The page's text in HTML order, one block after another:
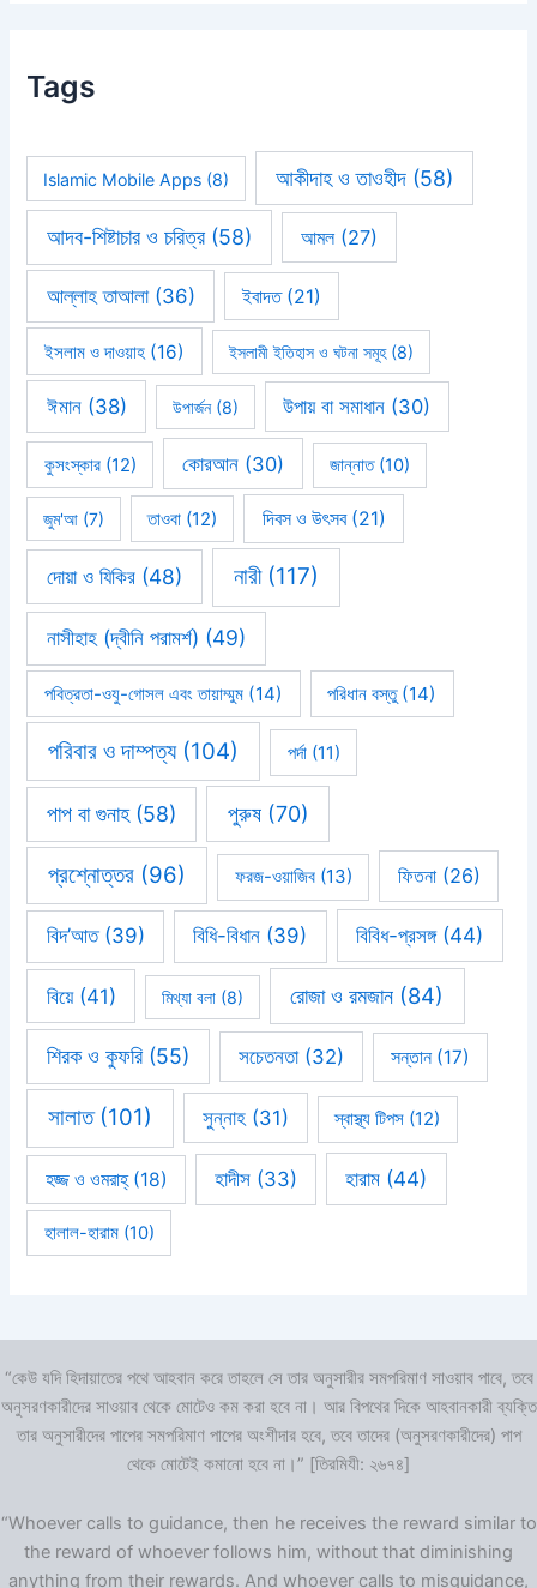
Tags
Islamic Mobile Apps (8) আকীদাহ ও তাওহীদ(58)
আদব-শিষ্টাচার ও চরিত্র(58) আমল(27)
আল্লাহ তাআলা(36) ইবাদত(21)
ইসলাম ও দাওয়াহ (16) ইসলামী ইতিহাস ও ঘটনা সমূহ(8)
ঈমান(38) উপার্জন(8) উপায় বা সমাধান (30)
কুসংস্কার(12) কোরআন (30) জান্নাত(10)
জুম'আ (7) তাওবা (12) দিবস ও উৎসব(21)
দোয়া ও যিকির (48) নারী(117)
নাসীহাহ (দ্বীনি পরামর্শ) (49)
পবিত্রতা-ওযু-গোসল এবং তায়াম্মুম (14) পরিধান বস্তু(14)
পরিবার ও দাম্পত্য(104) পর্দা(11)
পাপ বা গুনাহ(58) পুরুষ(70)
প্রশ্নোত্তর (96) ফরজ-ওয়াজিব(13) ফিতনা(26)
বিদ’আত(39) বিধি-বিধান (39) বিবিধ-প্রসঙ্গ(44)
বিয়ে(41) মিথ্যা বলা(8) রোজা ও রমজান (84)
শিরক ও কুফরি(55) সচেতনতা(32) সন্তান(17)
সালাত(101) সুন্নাহ (31) স্বাস্থ্য টিপস (12)
হজ্জ ও ওমরাহ্‌(18) হাদীস(33) হারাম (44)
হালাল-হারাম(10)
“কেউ যদি হিদায়াতের পথে আহবান করে তাহলে সে তার অনুসারীর সমপরিমাণ সাওয়াব পাবে, তবে
অনুসরণকারীদের সাওয়াব থেকে মোটেও কম করা হবে না। আর বিপথের দিকে আহবানকারী ব্যক্তি
তার অনুসারীদের পাপের সমপরিমাণ পাপের অংশীদার হবে, তবে তাদের (অনুসরণকারীদের) পাপ
থেকে মোটেই কমানো হবে না।” [তিরমিযী: ২৬৭৪]
“Whoever calls to guidance, then he receives the reward similar to
the reward of whoever follows him, without that diminishing
anything from their rewards. And whoever calls to misguidance,